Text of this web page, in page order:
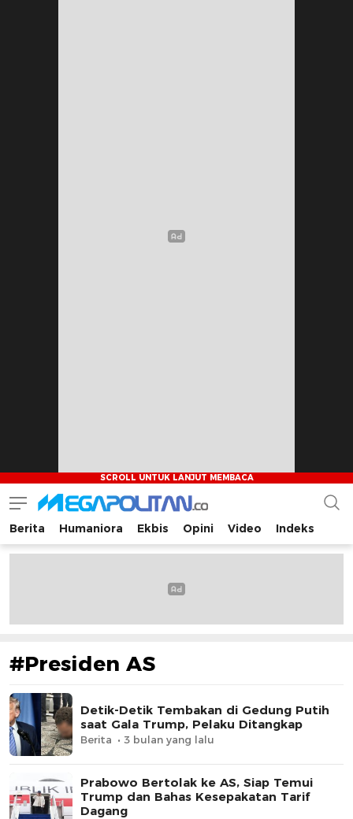
Megapolitan.co
Menyajikan berita-berita fakta bagi pembaca
Berita Humaniora Ekbis Opini Video Indeks
#Presiden AS
Detik-Detik Tembakan di Gedung Putih
saat Gala Trump, Pelaku Ditangkap
Berita 3 bulan yang lalu
Prabowo Bertolak ke AS, Siap Temui
Trump dan Bahas Kesepakatan Tarif
Dagang